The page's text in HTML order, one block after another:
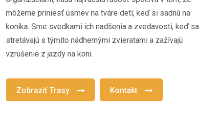
môžeme priniesť úsmev na tváre detí, keď si sadnú na
koníka. Sme svedkami ich nadšenia a zvedavosti, keď sa
stretávajú s týmito nádhernými zvieratami a zažívajú
vzrušenie z jazdy na koni.
Zobraziť Trasy Kontakt